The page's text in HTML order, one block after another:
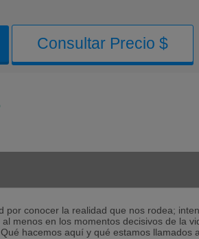
Consultar Precio $
por conocer la realidad que nos rodea;
menos en los momentos decisivos de la
hacemos aquí y qué estamos llamados